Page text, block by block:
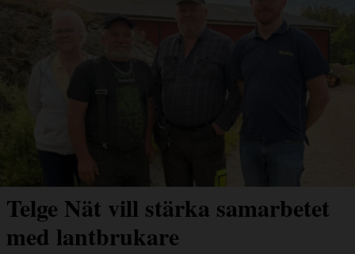
Telge Nät vill stärka samarbetet
med lantbrukare